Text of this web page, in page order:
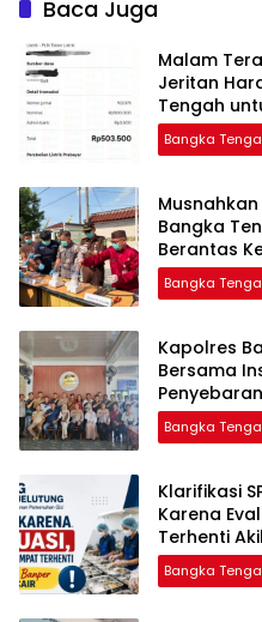
Baca Juga
Malam
Jeritan
Tengah
Bangka
Bangka
Berantas
Bangka
‎Kapolres
Bersama
Layanan
Bangka
‎Klarifikasi
Karena
Terhenti
Bangka